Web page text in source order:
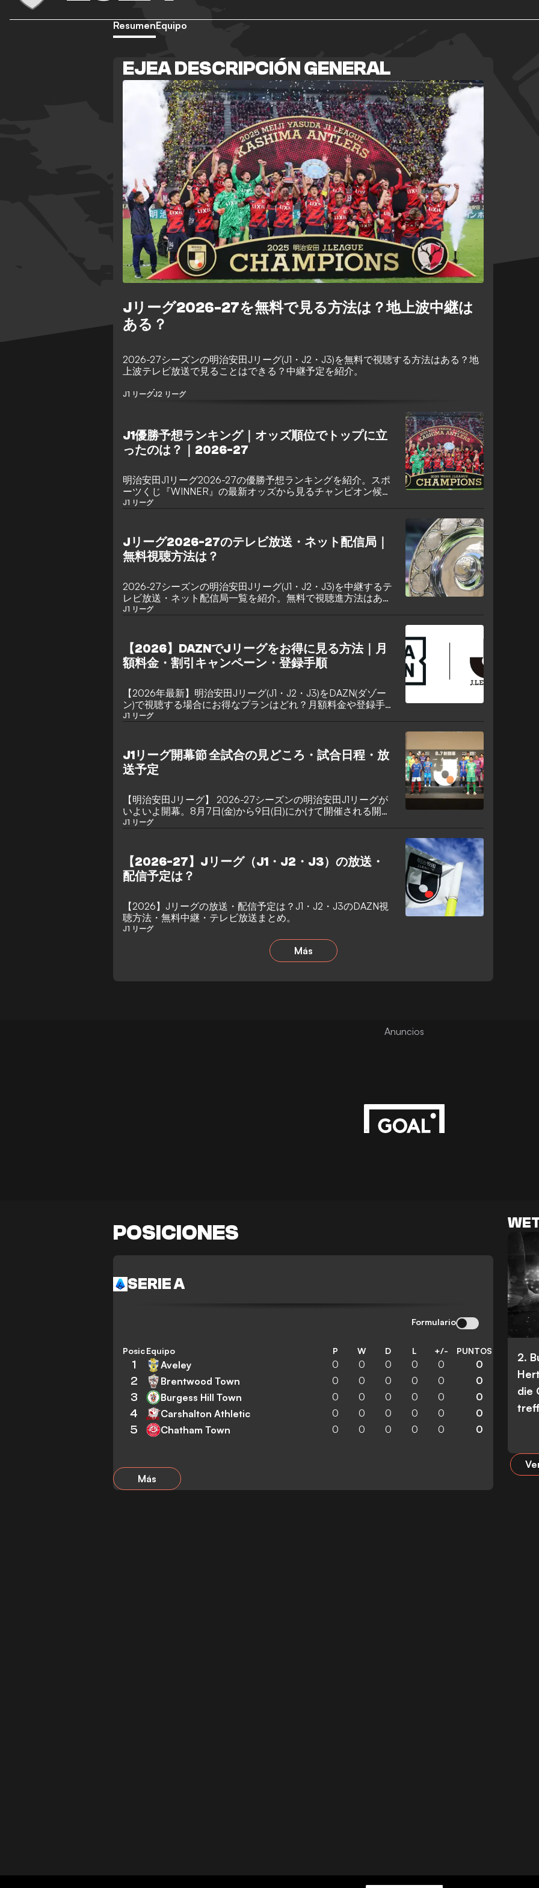
ResumenEquipo
EJEA DESCRIPCIÓN GENERAL
Jリーグ2026-27を無料で見る方法は？地上波中継は
ある？
2026-27シーズンの明治安田Jリーグ(J1・J2・J3)を無料で視聴する方法はある？地
上波テレビ放送で見ることはできる？中継予定を紹介。
J1 リーグJ2 リーグ
J1優勝予想ランキング｜オッズ順位でトップに立
ったのは？｜2026-27
明治安田J1リーグ2026-27の優勝予想ランキングを紹介。スポ
ーツくじ『WINNER』の最新オッズから見るチャンピオン候補
はどのクラブ？
J1 リーグ
Jリーグ2026-27のテレビ放送・ネット配信局｜
無料視聴方法は？
2026-27シーズンの明治安田Jリーグ(J1・J2・J3)を中継するテ
レビ放送・ネット配信局一覧を紹介。無料で視聴進方法はあ
る？
J1 リーグ
【2026】DAZNでJリーグをお得に見る方法｜月
額料金・割引キャンペーン・登録手順
【2026年最新】明治安田Jリーグ(J1・J2・J3)をDAZN(ダゾー
ン)で視聴する場合にお得なプランはどれ？月額料金や登録手
順、割引キャンペーンの有無を紹介。
J1 リーグ
J1リーグ開幕節 全試合の見どころ・試合日程・放
送予定
【明治安田Jリーグ】 2026-27シーズンの明治安田J1リーグが
いよいよ開幕。8月7日(金)から9日(日)にかけて開催される開幕
節全10試合の見どころを紹介する。
J1 リーグ
【2026-27】Jリーグ（J1・J2・J3）の放送・
配信予定は？
【2026】Jリーグの放送・配信予定は？J1・J2・J3のDAZN視
聴方法・無料中継・テレビ放送まとめ。
J1 リーグ
Más
POSICIONES
SERIE A
Formulario
PosiciónEquipo P W D L +/- PUNTOS
1 Aveley 0 0 0 0 0 0
2 Brentwood Town 0 0 0 0 0 0
3 Burgess Hill Town 0 0 0 0 0 0
4 Carshalton Athletic 0 0 0 0 0 0
5 Chatham Town 0 0 0 0 0 0
Más
2.
die